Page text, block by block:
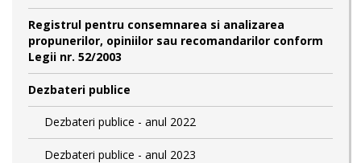
Registrul pentru consemnarea si analizarea
propunerilor, opiniilor sau recomandarilor conform
Legii nr. 52/2003
Dezbateri publice
Dezbateri publice - anul 2022
Dezbateri publice - anul 2023